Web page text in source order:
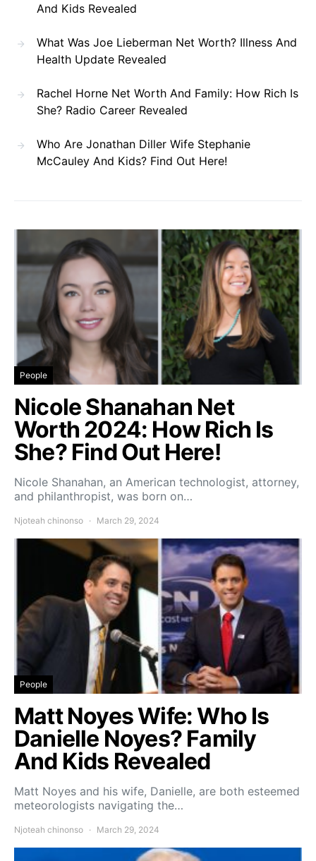
And Kids Revealed
What Was Joe Lieberman Net Worth? Illness And
Health Update Revealed
Rachel Horne Net Worth And Family: How Rich Is
She? Radio Career Revealed
Who Are Jonathan Diller Wife Stephanie
McCauley And Kids? Find Out Here!
People
Nicole Shanahan Net
Worth 2024: How Rich Is
She? Find Out Here!
Nicole Shanahan, an American technologist, attorney,
and philanthropist, was born on…
Njoteah chinonso March 29, 2024
People
Matt Noyes Wife: Who Is
Danielle Noyes? Family
And Kids Revealed
Matt Noyes and his wife, Danielle, are both esteemed
meteorologists navigating the…
Njoteah chinonso March 29, 2024